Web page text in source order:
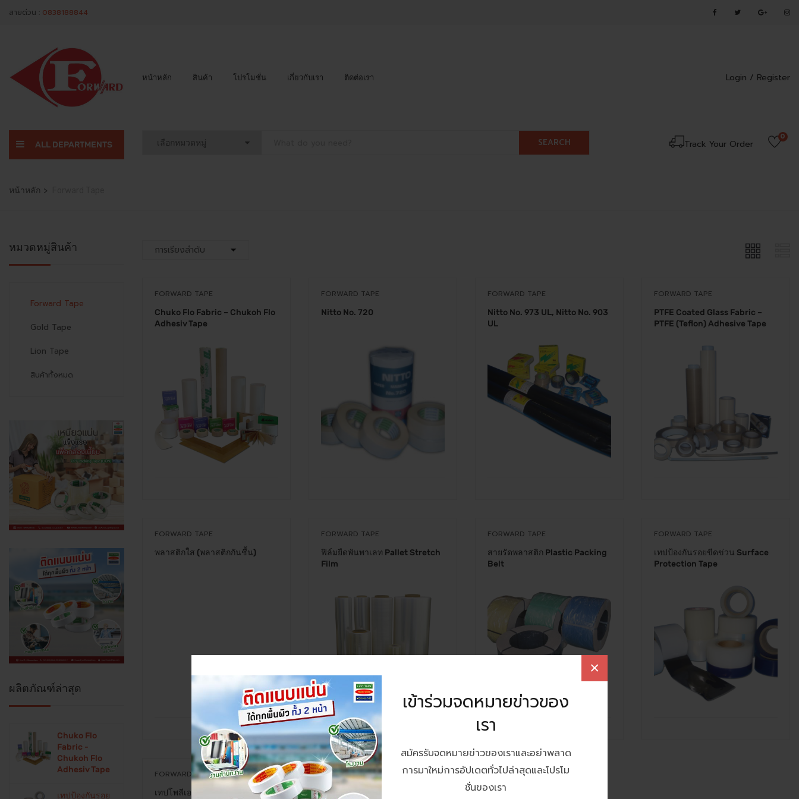
×
เข้าร่วมจดหมายข่าวของ
เรา
สมัครรับจดหมายข่าวของเราและอย่าพลาด
การมาใหม่การอัปเดตทั่วไปล่าสุดและโปรโม
ชั่นของเรา
สายด่วน : 0838188844
หน้าหลัก สินค้า โปรโมชั่น เกี่ยวกับเรา ติดต่อเรา Login / Register
ALL DEPARTMENTS SEARCH
0
Track Your Order
หน้าหลัก
หมวดหมู่สินค้า
Forward Tape
Gold Tape
Lion Tape
สินค้าทั้งหมด
ผลิตภัณฑ์ล่าสุด
Chuko Flo
Fabric -
Chukoh Flo
Adhesiv Tape
เทปป้องกันรอย
FORWARD TAPE
Chuko Flo Fabric – Chukoh Flo
Adhesiv Tape
FORWARD TAPE
Nitto No. 720
FORWARD TAPE
Nitto No. 973 UL, Nitto No. 903
UL
FORWARD TAPE
PTFE Coated Glass Fabric –
PTFE (Teflon) Adhesive Tape
FORWARD TAPE
พลาสติกใส (พลาสติกกันชื้น)
FORWARD TAPE
ฟิล์มยืดพันพาเลท Pallet Stretch
Film
FORWARD TAPE
สายรัดพลาสติก Plastic Packing
Belt
FORWARD TAPE
เทปป้องกันรอยขีดข่วน Surface
Protection Tape
FORWARD TAPE
เทปโพลีเอมายด์ Polyimide Tape
FORWARD TAPE
โพลีมอลล์ Polimall